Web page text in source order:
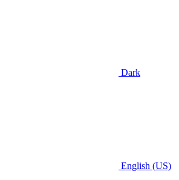
Dark
English (US)